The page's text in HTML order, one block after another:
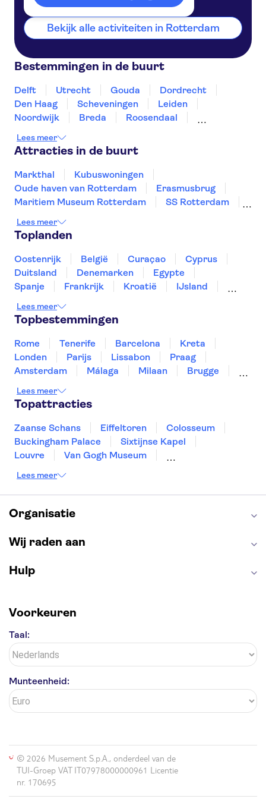
Bekijk alle activiteiten in Rotterdam
Bestemmingen in de buurt
Delft Utrecht Gouda
Dordrecht
Den Haag
Scheveningen
Leiden
Noordwijk
Breda
Roosendaal
Lees meer
Attracties in de buurt
Markthal
Kubuswoningen
Oude haven van Rotterdam
Erasmusbrug
Maritiem Museum Rotterdam
SS Rotterdam
Zaanse Schans
Koninklijk Paleis van Amsterdam
A'DAM Lookout
Rijksmuseum
Van Gogh Museum
Our House
Lees meer
Toplanden
Oostenrijk België Curaçao
Cyprus
Duitsland
Denemarken
Egypte
Spanje
Frankrijk Kroatië
IJsland
Noorwegen
Portugal
Thailand
Tunesië
Lees meer
Topbestemmingen
Rome Tenerife Barcelona
Kreta
Londen
Parijs Lissabon
Praag
Amsterdam
Málaga Milaan
Brugge
Den Haag
Utrecht
Haarlem
Leiden
Lees meer
Topattracties
Zaanse Schans Eiffeltoren
Colosseum
Buckingham Palace
Sixtijnse Kapel
Louvre
Van Gogh Museum
Tower of London
Moulin Rouge
Keukenhof
ARTIS
Edinburgh Castle
Alhambra
Lees meer
Organisatie
Wij raden aan
Hulp
Voorkeuren
Taal:
Munteenheid:
© 2026 Musement S.p.A., onderdeel van de
TUI-Groep VAT IT07978000000961 Licentie
nr. 170695